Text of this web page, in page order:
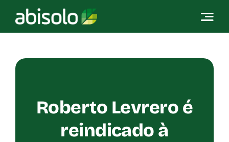
content
Roberto Levrero é
reindicado à